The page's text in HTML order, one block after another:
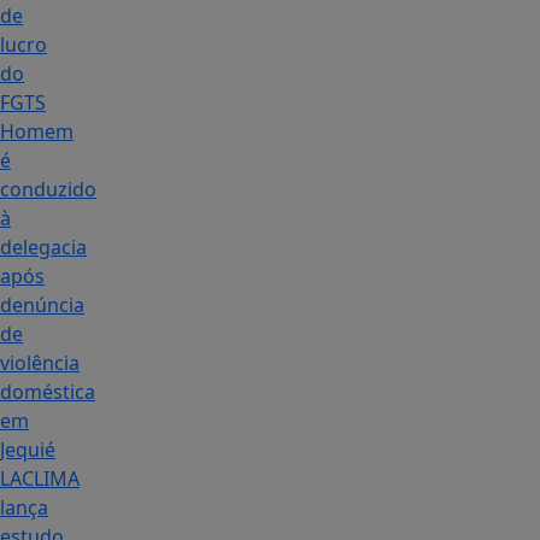
de
lucro
do
FGTS
Homem
é
conduzido
à
delegacia
após
denúncia
de
violência
doméstica
em
Jequié
LACLIMA
lança